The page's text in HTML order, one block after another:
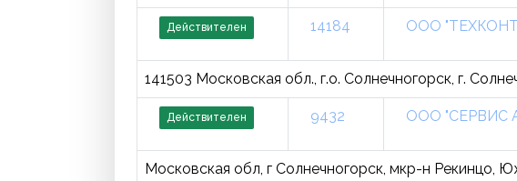
Действителен 14184 ООО
141503 Московская обл., г.о. Солнечногорск, г.
Действителен 9432 ООО "СЕРВИС
Московская обл, г Солнечногорск, мкр-н Рекинцо,